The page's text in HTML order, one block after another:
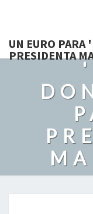
UN EURO PARA
PRESIDENTA
UN